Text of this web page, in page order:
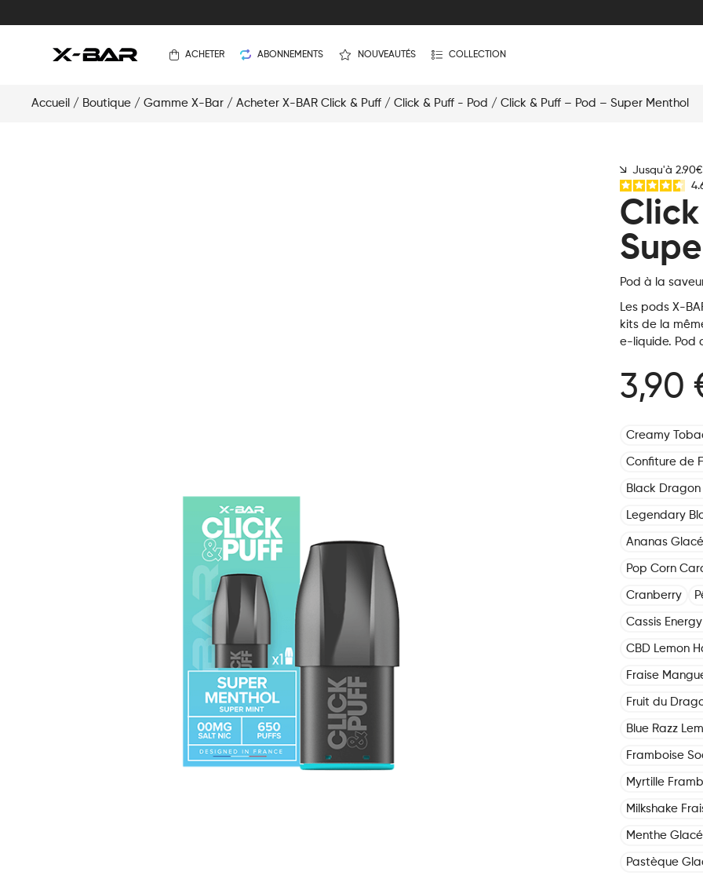
ACHETER ABONNEMENTS NOUVEAUTÉS COLLECTION
Accueil / Boutique / Gamme X-Bar / Acheter X-BAR Click & Puff / Click & Puff - Pod / Click & Puff – Pod – Super Menthol
Jusqu'à
Pod à la
Les pods X-
kits de la
e-liquide. Pod
3,90
Creamy
Confiture de
Black Dragon
Legendary
Ananas
Pop Corn
Cranberry
Cassis Energy
CBD Lemon
Fraise
Fruit du
Blue Razz
Framboise
Myrtille
Milkshake
Menthe
Pastèque